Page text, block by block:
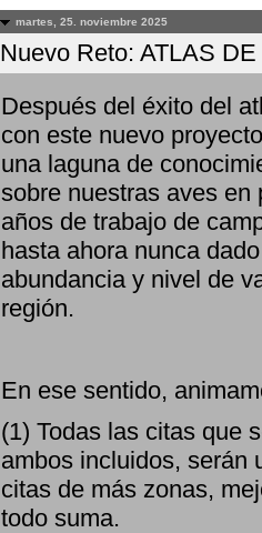
martes, 25. noviembre 2025
Nuevo Reto: ATLAS
Después del éxito del
con este nuevo
una laguna de
sobre nuestras aves en
años de trabajo de
hasta ahora nunca
abundancia y nivel de
región.
En ese sentido,
(1) Todas las citas que
ambos incluidos, serán
citas de más zonas,
todo suma.